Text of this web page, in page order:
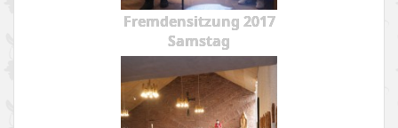
Fremdensitzung 2017
Samstag